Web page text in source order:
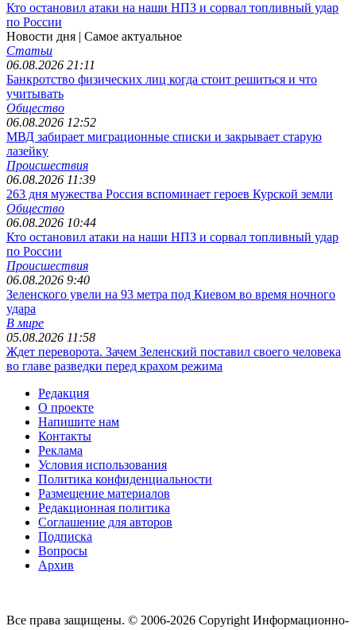
Кто остановил атаки на наши НПЗ и сорвал топливный удар
по России
Новости дня | Самое актуальное
Статьи
06.08.2026 21:11
Банкротство физических лиц когда стоит решиться и что
учитывать
Общество
06.08.2026 12:52
МВД забирает миграционные списки и закрывает старую
лазейку
Происшествия
06.08.2026 11:39
263 дня мужества Россия вспоминает героев Курской земли
Общество
06.08.2026 10:44
Кто остановил атаки на наши НПЗ и сорвал топливный удар
по России
Происшествия
06.08.2026 9:40
Зеленского увели на 93 метра под Киевом во время ночного
удара
В мире
05.08.2026 11:58
Ждет переворота. Зачем Зеленский поставил своего человека
во главе разведки перед крахом режима
Редакция
О проекте
Напишите нам
Контакты
Реклама
Условия использования
Политика конфиденциальности
Размещение материалов
Редакционная политика
Соглашение для авторов
Подписка
Вопросы
Архив
Все права защищены. © 2006-2026 Copyright Информационно-